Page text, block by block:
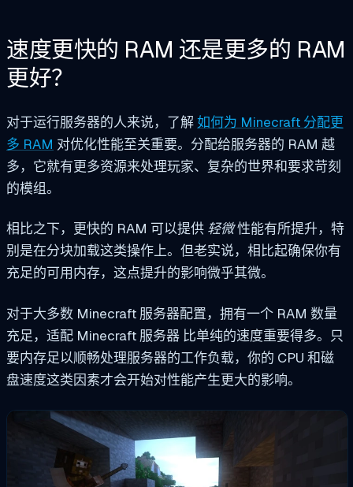
速度更快的 RAM 还是更多的 RAM
更好？
对于运行服务器的人来说，了解如何为 Minecraft 分配更
多 RAM 对优化性能至关重要。分配给服务器的 RAM 越
多，它就有更多资源来处理玩家、复杂的世界和要求苛刻
的模组。
相比之下，更快的 RAM 可以提供 轻微性能有所提升，特
别是在分块加载这类操作上。但老实说，相比起确保你有
充足的可用内存，这点提升的影响微乎其微。
对于大多数 Minecraft 服务器配置，拥有一个 RAM 数量
充足，适配 Minecraft 服务器 比单纯的速度重要得多。只
要内存足以顺畅处理服务器的工作负载，你的 CPU 和磁
盘速度这类因素才会开始对性能产生更大的影响。